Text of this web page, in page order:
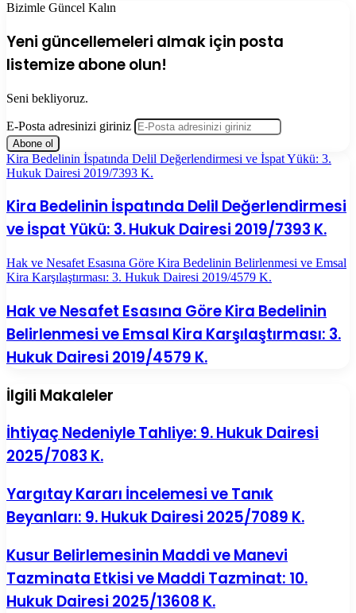
Bizimle Güncel Kalın
Yeni güncellemeleri almak için posta
listemize abone olun!
Seni bekliyoruz.
E-Posta adresinizi giriniz
Kira Bedelinin İspatında Delil Değerlendirmesi ve İspat Yükü: 3.
Hukuk Dairesi 2019/7393 K.
Kira Bedelinin İspatında Delil Değerlendirmesi
ve İspat Yükü: 3. Hukuk Dairesi 2019/7393 K.
Hak ve Nesafet Esasına Göre Kira Bedelinin Belirlenmesi ve Emsal
Kira Karşılaştırması: 3. Hukuk Dairesi 2019/4579 K.
Hak ve Nesafet Esasına Göre Kira Bedelinin
Belirlenmesi ve Emsal Kira Karşılaştırması: 3.
Hukuk Dairesi 2019/4579 K.
İlgili Makaleler
İhtiyaç Nedeniyle Tahliye: 9. Hukuk Dairesi
2025/7083 K.
Yargıtay Kararı İncelemesi ve Tanık
Beyanları: 9. Hukuk Dairesi 2025/7089 K.
Kusur Belirlemesinin Maddi ve Manevi
Tazminata Etkisi ve Maddi Tazminat: 10.
Hukuk Dairesi 2025/13608 K.